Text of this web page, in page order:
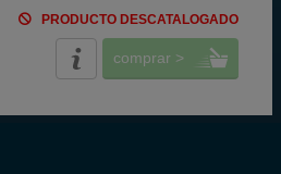
PRODUCTO DESCATALOGADO
comprar >